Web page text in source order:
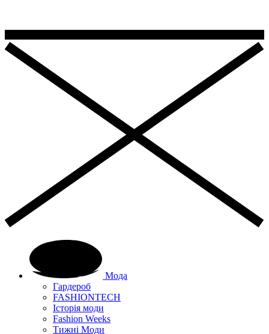
Мода
Гардероб
FASHIONTECH
Історія моди
Fashion Weeks
Тижні Моди